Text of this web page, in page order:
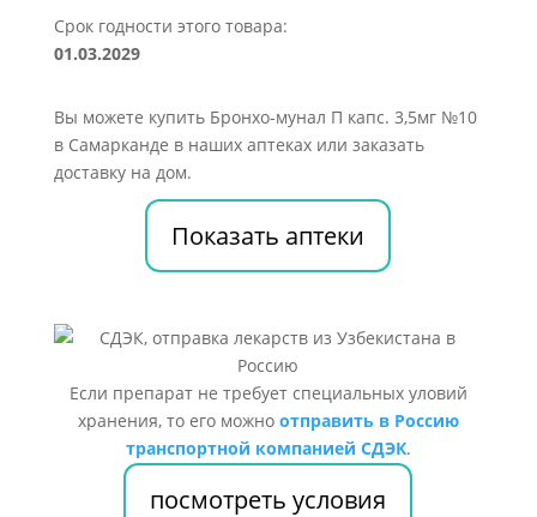
Срок годности этого товара:
01.03.2029
Вы можете купить Бронхо-мунал П капс. 3,5мг №10
в Самарканде в наших аптеках или заказать
доставку на дом.
Показать аптеки
Если препарат не требует специальных уловий
хранения, то его можно отправить в Россию
транспортной компанией СДЭК.
посмотреть условия